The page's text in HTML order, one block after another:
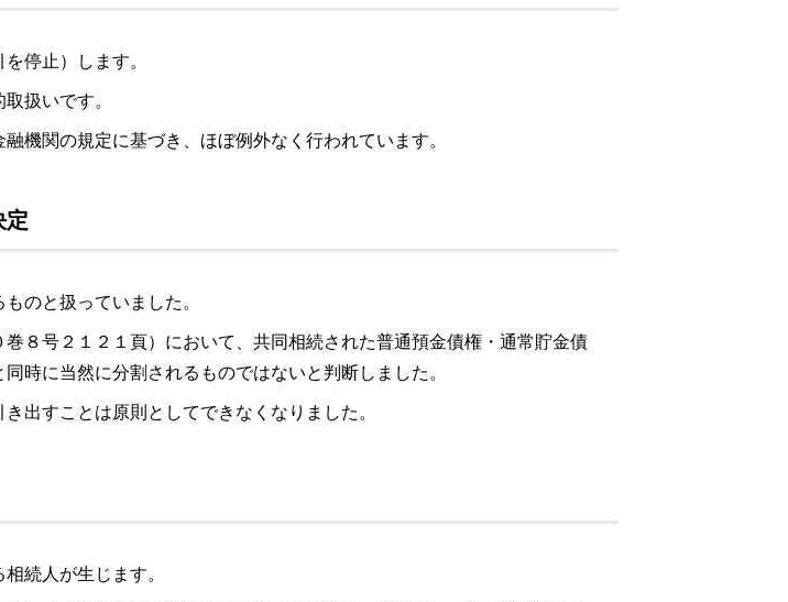
停止）します。
扱いです。
機関の規定に基づき、ほぼ例外なく行われています。
のと扱っていました。
８号２１２１頁）において、共同相続された普通預金債権・通常貯金債
時に当然に分割されるものではないと判断しました。
出すことは原則としてできなくなりました。
続人が生じます。